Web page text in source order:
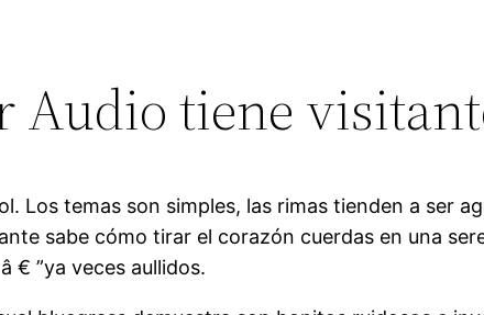
Audio tiene
Los temas son simples, las rimas tienden a ser
sabe cómo tirar el corazón cuerdas en una
€ ”ya veces aullidos.